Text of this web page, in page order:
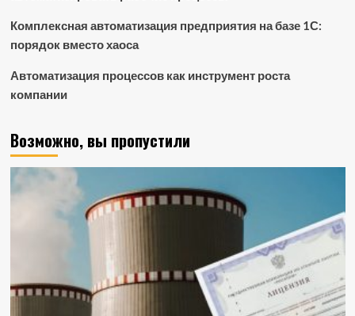
Комплексная автоматизация предприятия на базе 1С:
порядок вместо хаоса
Автоматизация процессов как инструмент роста
компании
Возможно, вы пропустили